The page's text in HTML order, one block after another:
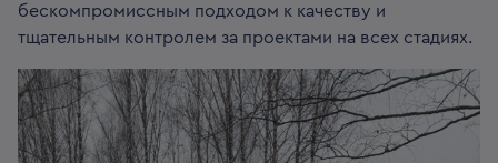
бескомпромиссным подходом к качеству и
тщательным контролем за проектами на всех стадиях.